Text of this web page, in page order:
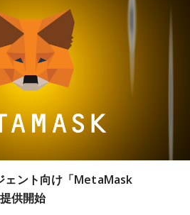
ェント向け「MetaMask
供開始